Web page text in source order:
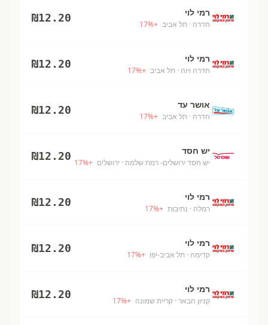
רמי לוי
חדרה · תל אביב +
17%
₪12.20
רמי לוי
חדרה ויוה · תל אביב +
17%
₪12.20
אושר עד
חדרה · תל אביב +
17%
₪12.20
יש חסד
יש חסד ירושלים- רמת שלמה · ירושלים +
17%
₪12.20
רמי לוי
רמלה · נתיבות +
17%
₪12.20
רמי לוי
קדימה · תל אביב-יפו +
17%
₪12.20
רמי לוי
קניון הבאר · קריית שמונה +
17%
₪12.20